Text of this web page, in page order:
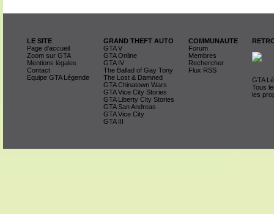
LE SITE
Page d'accueil
Zoom sur GTA
Mentions légales
Contact
Equipe GTA Légende
GRAND THEFT AUTO
GTA V
GTA Online
GTA IV
The Ballad of Gay Tony
The Lost & Damned
GTA Chinatown Wars
GTA Vice City Stories
GTA Liberty City Stories
GTA San Andreas
GTA Vice City
GTA III
COMMUNAUTE
Forum
Membres
Rechercher
Flux RSS
GTA
Tous
les